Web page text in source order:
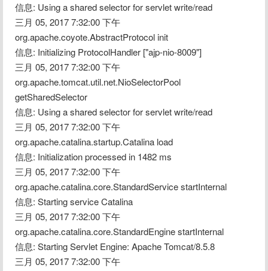
信息: Using a shared selector for servlet write/read
三月 05, 2017 7:32:00 下午
org.apache.coyote.AbstractProtocol init
信息: Initializing ProtocolHandler ["ajp-nio-8009"]
三月 05, 2017 7:32:00 下午
org.apache.tomcat.util.net.NioSelectorPool
getSharedSelector
信息: Using a shared selector for servlet write/read
三月 05, 2017 7:32:00 下午
org.apache.catalina.startup.Catalina load
信息: Initialization processed in 1482 ms
三月 05, 2017 7:32:00 下午
org.apache.catalina.core.StandardService startInternal
信息: Starting service Catalina
三月 05, 2017 7:32:00 下午
org.apache.catalina.core.StandardEngine startInternal
信息: Starting Servlet Engine: Apache Tomcat/8.5.8
三月 05, 2017 7:32:00 下午